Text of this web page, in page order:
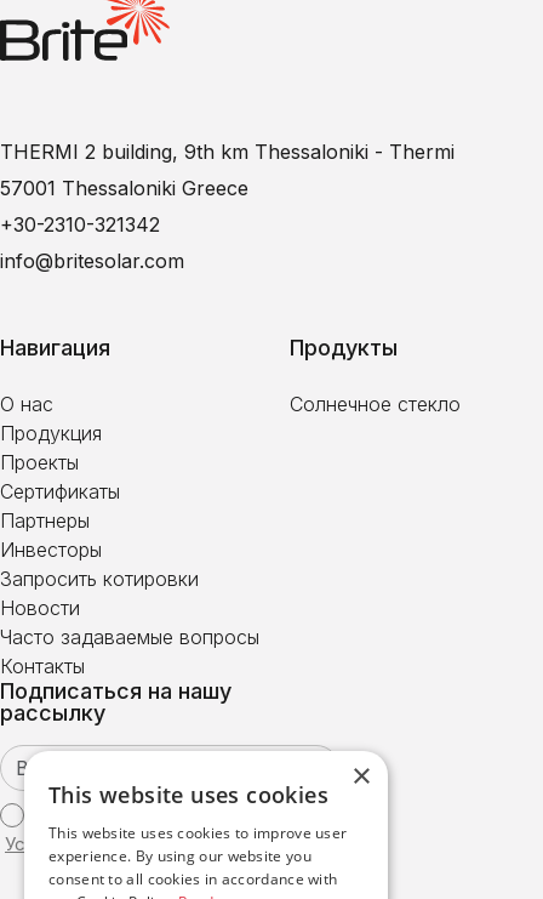
THERMI 2 building, 9th km Thessaloniki - Thermi
57001 Thessaloniki Greece
+30-2310-321342
info@britesolar.com
Навигация
О нас
Продукция
Проекты
Сертификаты
Партнеры
Инвесторы
Запросить котировки
Новости
Часто задаваемые вопросы
Контакты
Продукты
Солнечное стекло
Подписаться на нашу
рассылку
Условиями использования
×
This website uses cookies
This website uses cookies to improve user
experience. By using our website you
consent to all cookies in accordance with